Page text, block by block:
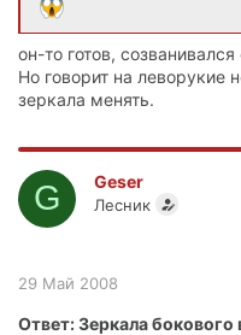
он-то готов,
Но говорит на леворукие
зеркала менять.
G Geser
Лесник
29 Май 2008
Ответ: Зеркала бокового